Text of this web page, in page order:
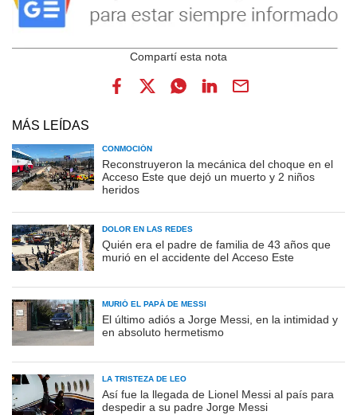
MÁS LEÍDAS
CONMOCIÓN
Reconstruyeron la mecánica del choque en el
Acceso Este que dejó un muerto y 2 niños
heridos
DOLOR EN LAS REDES
Quién era el padre de familia de 43 años que
murió en el accidente del Acceso Este
MURIÓ EL PAPÁ DE MESSI
El último adiós a Jorge Messi, en la intimidad y
en absoluto hermetismo
LA TRISTEZA DE LEO
Así fue la llegada de Lionel Messi al país para
despedir a su padre Jorge Messi